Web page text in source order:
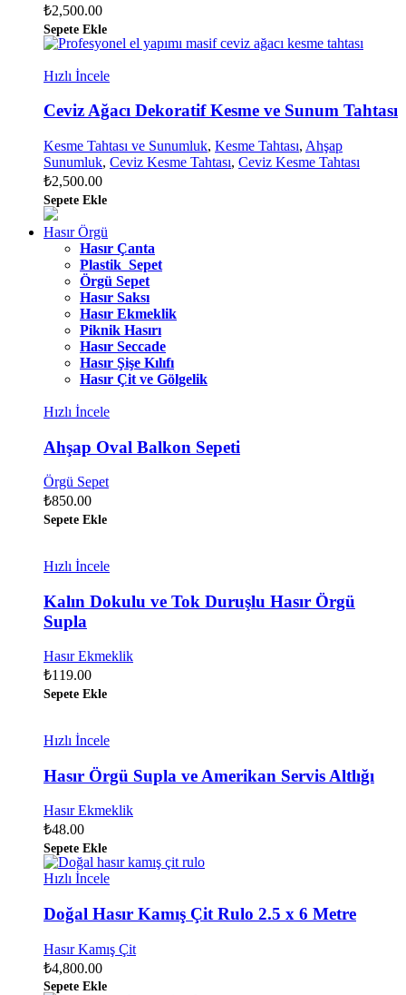
₺2,500.00
Sepete Ekle
Hızlı İncele
Ceviz Ağacı Dekoratif Kesme ve Sunum Tahtası
Kesme Tahtası ve Sunumluk, Kesme Tahtası, Ahşap
Sunumluk, Ceviz Kesme Tahtası, Ceviz Kesme Tahtası
₺2,500.00
Sepete Ekle
Hasır Örgü
Hasır Çanta
Plastik Sepet
Örgü Sepet
Hasır Saksı
Hasır Ekmeklik
Piknik Hasırı
Hasır Seccade
Hasır Şişe Kılıfı
Hasır Çit ve Gölgelik
Hızlı İncele
Ahşap Oval Balkon Sepeti
Örgü Sepet
₺850.00
Sepete Ekle
Hızlı İncele
Kalın Dokulu ve Tok Duruşlu Hasır Örgü
Supla
Hasır Ekmeklik
₺119.00
Sepete Ekle
Hızlı İncele
Hasır Örgü Supla ve Amerikan Servis Altlığı
Hasır Ekmeklik
₺48.00
Sepete Ekle
Hızlı İncele
Doğal Hasır Kamış Çit Rulo 2.5 x 6 Metre
Hasır Kamış Çit
₺4,800.00
Sepete Ekle